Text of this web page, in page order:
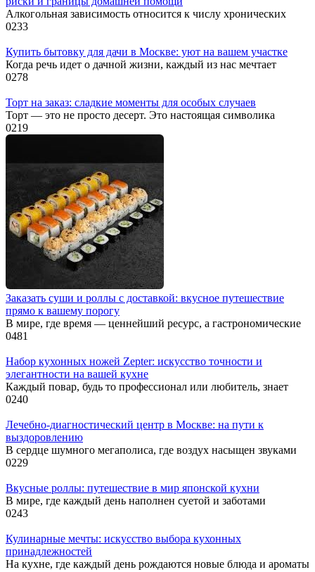
Алкогольная зависимость относится к числу хронических
0233
Купить бытовку для дачи в Москве: уют на вашем участке
Когда речь идет о дачной жизни, каждый из нас мечтает
0278
Торт на заказ: сладкие моменты для особых случаев
Торт — это не просто десерт. Это настоящая символика
0219
Заказать суши и роллы с доставкой: вкусное путешествие
прямо к вашему порогу
В мире, где время — ценнейший ресурс, а гастрономические
0481
Набор кухонных ножей Zepter: искусство точности и
элегантности на вашей кухне
Каждый повар, будь то профессионал или любитель, знает
0240
Лечебно-диагностический центр в Москве: на пути к
выздоровлению
В сердце шумного мегаполиса, где воздух насыщен звуками
0229
Вкусные роллы: путешествие в мир японской кухни
В мире, где каждый день наполнен суетой и заботами
0243
Кулинарные мечты: искусство выбора кухонных
принадлежностей
На кухне, где каждый день рождаются новые блюда и ароматы